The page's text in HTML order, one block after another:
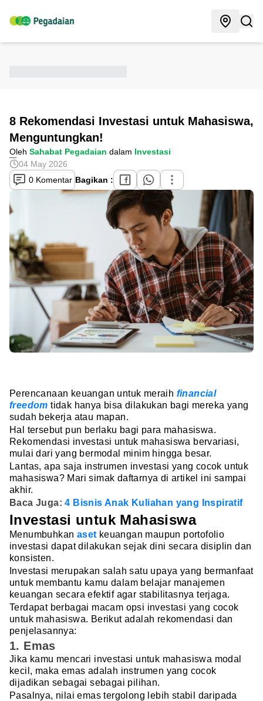
8 Rekomendasi Investasi untuk Mahasiswa,
Menguntungkan!
Oleh Sahabat Pegadaian dalam Investasi
04 May 2026
0 Komentar Bagikan :
Perencanaan keuangan untuk meraih financial
freedom tidak hanya bisa dilakukan bagi mereka yang
sudah bekerja atau mapan.
Hal tersebut pun berlaku bagi para mahasiswa.
Rekomendasi investasi untuk mahasiswa bervariasi,
mulai dari yang bermodal minim hingga besar.
Lantas, apa saja instrumen investasi yang cocok untuk
mahasiswa? Mari simak daftarnya di artikel ini sampai
akhir.
Baca Juga:4 Bisnis Anak Kuliahan yang Inspiratif
Investasi untuk Mahasiswa
Menumbuhkan aset keuangan maupun portofolio
investasi dapat dilakukan sejak dini secara disiplin dan
konsisten.
Investasi merupakan salah satu upaya yang bermanfaat
untuk membantu kamu dalam belajar manajemen
keuangan secara efektif agar stabilitasnya terjaga.
Terdapat berbagai macam opsi investasi yang cocok
untuk mahasiswa. Berikut adalah rekomendasi dan
penjelasannya:
1. Emas
Jika kamu mencari investasi untuk mahasiswa modal
kecil, maka emas adalah instrumen yang cocok
dijadikan sebagai sebagai pilihan.
Pasalnya, nilai emas tergolong lebih stabil daripada